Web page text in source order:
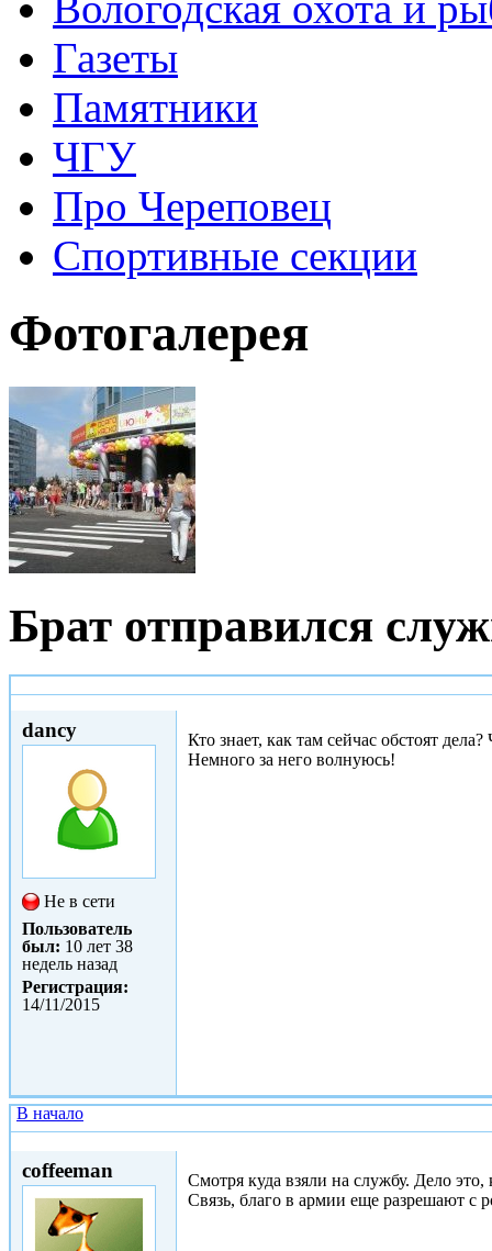
Газеты
Памятники
ЧГУ
Про Череповец
Спортивные секции
Фотогалерея
Брат отправился
dancy
Не в сети
Пользователь
был: 10 лет 38
недель назад
Регистрация:
14/11/2015
Кто знает, как там сейчас обстоят
Немного за него волнуюсь!
В начало
coffeeman
Смотря куда взяли на службу. Дело
Связь, благо в армии еще разрешают с